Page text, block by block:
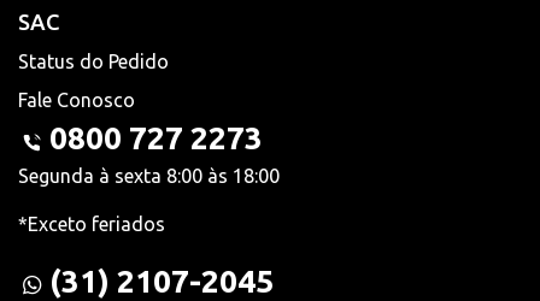
SAC
Status do Pedido
Fale Conosco
0800 727 2273
Segunda à sexta 8:00 às 18:00
*Exceto feriados
(31) 2107-2045